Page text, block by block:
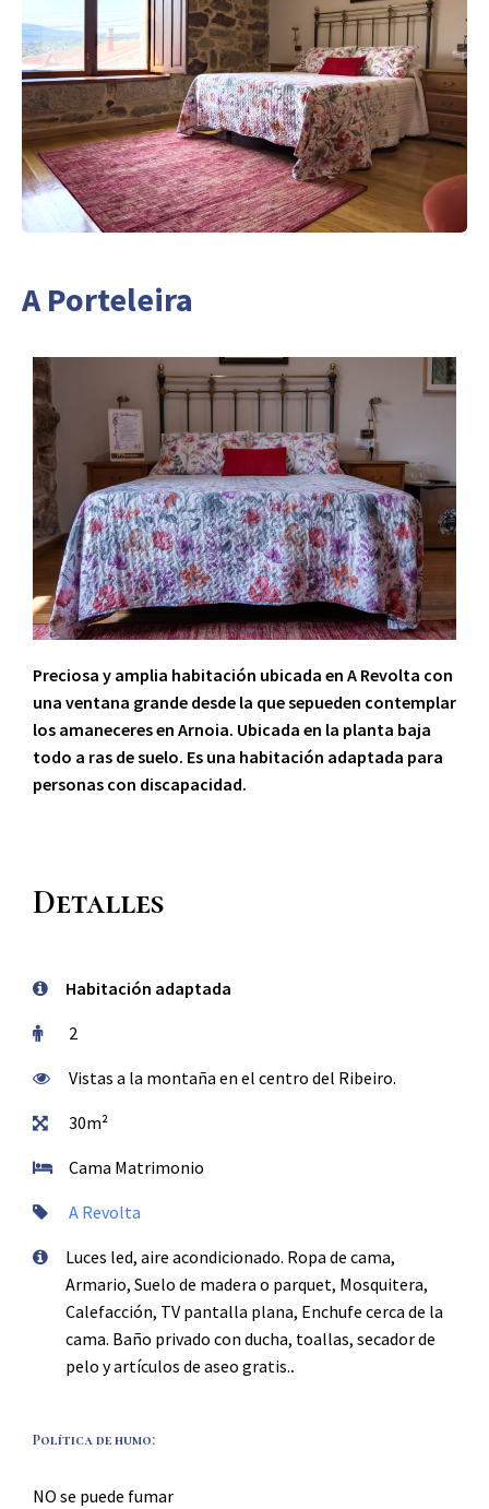
A Porteleira
Preciosa y amplia habitación ubicada en A Revolta con
una ventana grande desde la que sepueden contemplar
los amaneceres en Arnoia. Ubicada en la planta baja
todo a ras de suelo. Es una habitación adaptada para
personas con discapacidad.
Detalles
Habitación adaptada
2
Vistas a la montaña en el centro del Ribeiro.
30m²
Cama Matrimonio
A Revolta
Luces led, aire acondicionado. Ropa de cama,
Armario, Suelo de madera o parquet, Mosquitera,
Calefacción, TV pantalla plana, Enchufe cerca de la
cama. Baño privado con ducha, toallas, secador de
pelo y artículos de aseo gratis..
Política de humo: ​
NO se puede fumar